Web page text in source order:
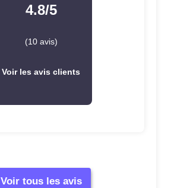
4.8/5
(10 avis)
Voir les avis clients
Voir tous les avis